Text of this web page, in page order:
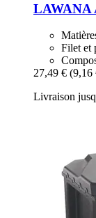
LAWANA
Filet et
27,49 € (9,16
Livraison